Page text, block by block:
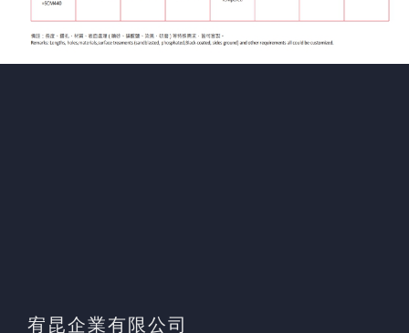
宥昆企業有限公司